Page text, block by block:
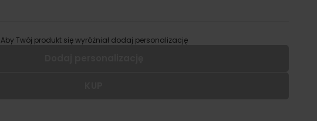
Aby Twój produkt się wyróżniał dodaj personalizację